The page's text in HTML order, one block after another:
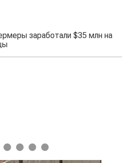
заработали $35 млн на
2 3 4 5